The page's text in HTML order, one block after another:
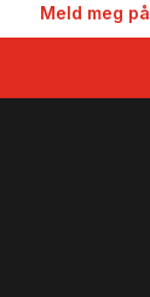
Meld meg på